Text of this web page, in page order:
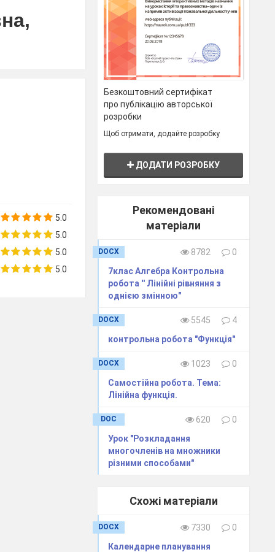
ліцей" с.
області,
5.0
5.0
5.0
5.0
Безкоштовний сертифікат
про публікацію авторської
розробки
Щоб отримати, додайте розробку
ДОДАТИ РОЗРОБКУ
Рекомендовані
матеріали
DOCX 8782
0
7клас Алгебра Контрольна
робота '' Лінійні рівняння з
однією змінною"
DOCX 5545
4
контрольна робота "Функція"
DOCX 1023
0
Самостійна робота. Тема:
Лінійна функція.
DOC 620
0
Урок "Розкладання
многочленів на множники
різними способами"
Схожі матеріали
DOCX 7330
0
Календарне планування